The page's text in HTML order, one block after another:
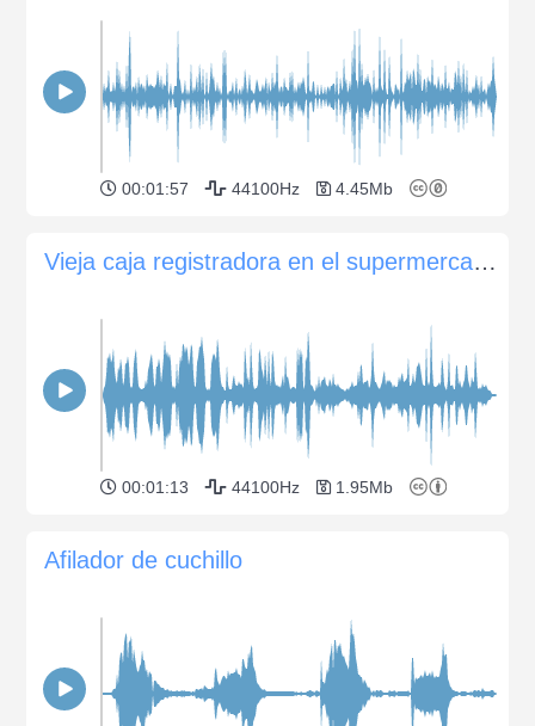
00:01:57 44100Hz 4.45Mb
Vieja caja registradora en el supermercado voces
00:01:13 44100Hz 1.95Mb
Afilador de cuchillo